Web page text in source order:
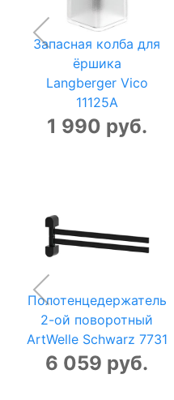
Запасная колба для
ёршика
Langberger Vico
11125A
1 990 руб.
Полотенцедержатель
2-ой поворотный
ArtWelle Schwarz 7731
6 059 руб.